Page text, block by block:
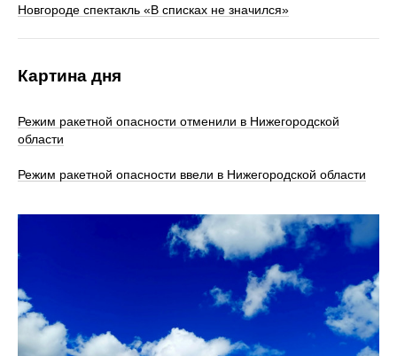
Новгороде спектакль «В списках не значился»
Картина дня
Режим ракетной опасности отменили в Нижегородской
области
Режим ракетной опасности ввели в Нижегородской области